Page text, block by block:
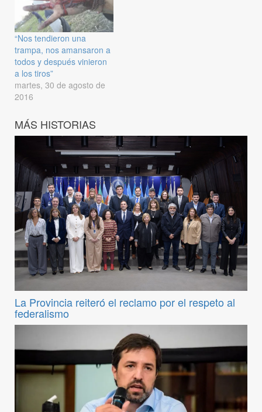
“Nos tendieron una
trampa, nos amansaron a
todos y después vinieron
a los tiros”
martes, 30 de agosto de
2016
MÁS HISTORIAS
La Provincia reiteró el reclamo por el respeto al
federalismo